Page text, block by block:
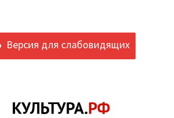
Версия для слабовидящих